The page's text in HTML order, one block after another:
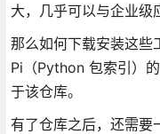
大，几乎可以与企业级
那么如何下载安装这些
Pi（Python 包索引）
于该仓库。
有了仓库之后，还需要